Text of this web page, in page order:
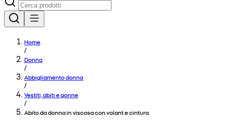
Home
/
Donna
/
Abbigliamento donna
/
Vestiti, abiti e gonne
/
Abito da donna in viscosa con volant e cintura